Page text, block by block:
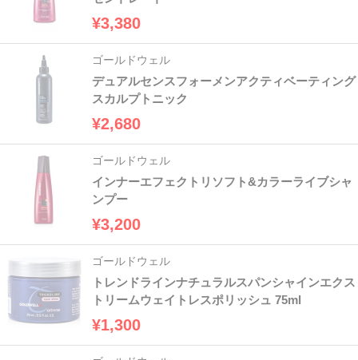
¥3,380
ゴールドウェル
デュアルセンスフォーメンアクティベーティング
スカルプトニック
¥2,680
ゴールドウェル
インナーエフェクトリソフト&カラーライブシャ
ンプー
¥3,200
ゴールドウェル
トレンドラインナチュラルスパンシャインエクス
トリームウェイトレスポリッシュ 75ml
¥1,300